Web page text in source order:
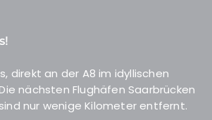
direkt an der A8 im idyllischen
nächsten Flughäfen Saarbrücken
nur wenige Kilometer entfernt.